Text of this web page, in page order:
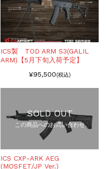
ICS製 TOD ARM S3(GALIL
ARM)【5月下旬入荷予定】
¥95,500(税込)
SOLD OUT
この商品へのお問い合わせ
ICS CXP-ARK AEG
(MOSFET/JP Ver.)